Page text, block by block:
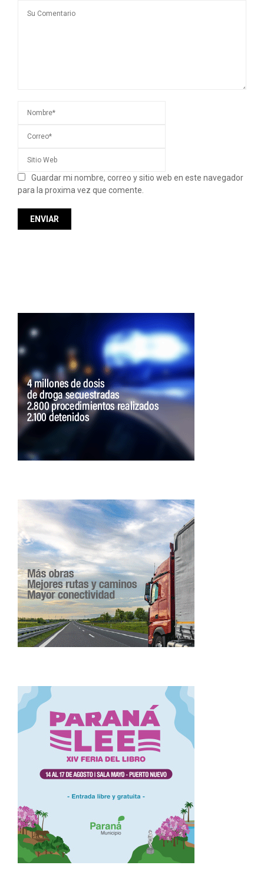
Guardar mi nombre, correo y sitio web en este navegador
para la proxima vez que comente.